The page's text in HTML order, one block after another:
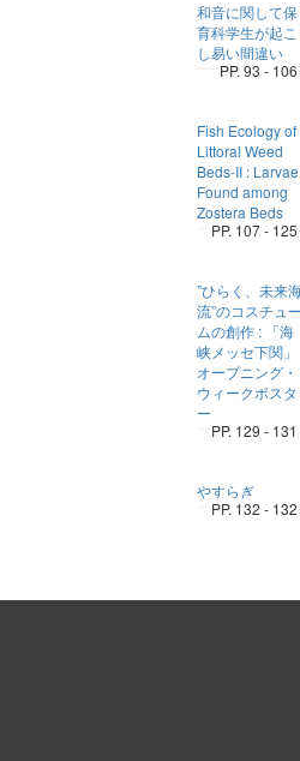
和音に関して保
育科学生が起こ
し易い間違い
PP. 93 - 106
Fish Ecology of
Littoral Weed
Beds-II : Larvae
Found among
Zostera Beds
PP. 107 - 125
”ひらく、未来
流”のコスチュ
ムの創作 : 「海
峡メッセ下関」
オープニング・
ウィークポスタ
ー
PP. 129 - 131
やすらぎ
PP. 132 - 132